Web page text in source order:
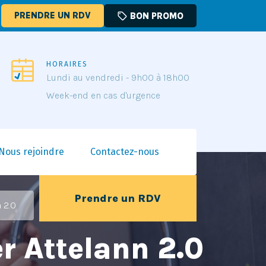
PRENDRE UN RDV sell BON PROMO
HORAIRES
Lundi au vendredi - 9h00 à 18h00
Week-end en cas d'urgence
Nous rejoindre Contactez-nous
Prendre un RDV
Attelann 2.0